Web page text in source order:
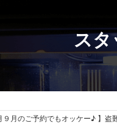
スタ
９月のご予約でもオッケー♪ 】